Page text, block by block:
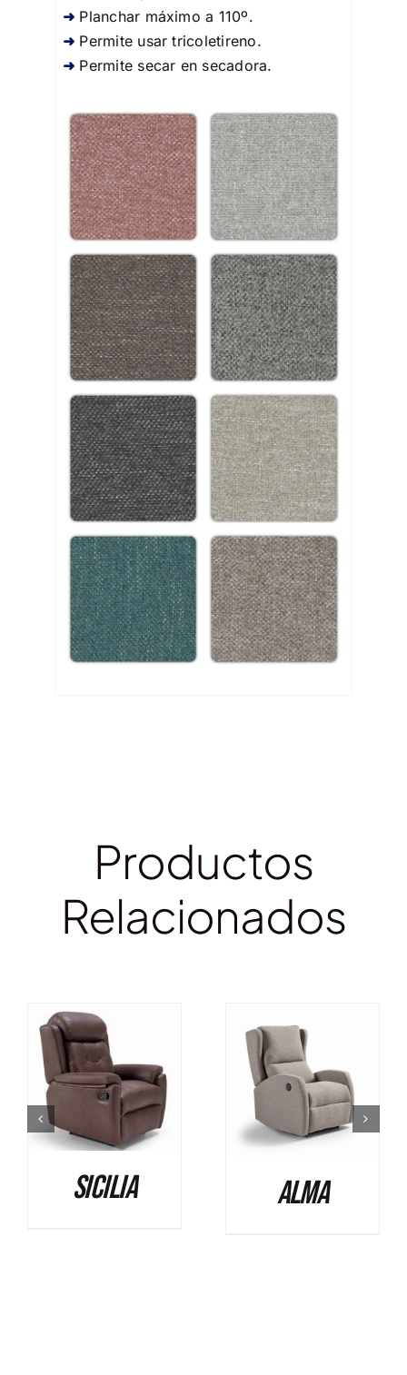
Planchar máximo a 110º.
Permite usar tricoletireno.
Permite secar en secadora.
Productos
Relacionados
Sicilia
DETALLES
Alma
DETALLES